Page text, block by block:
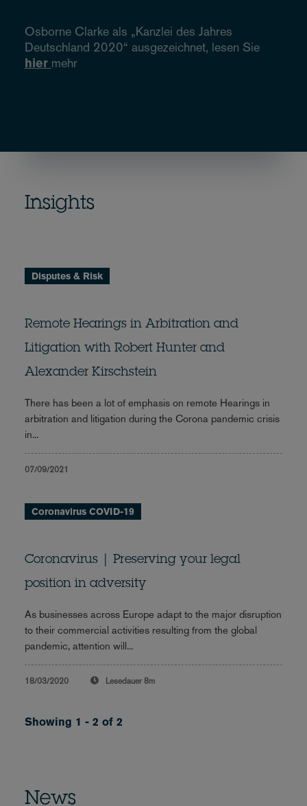
Osborne Clarke als „Kanzlei des Jahres
Deutschland 2020“ ausgezeichnet, lesen Sie
hier mehr
Insights
Disputes & Risk
Remote Hearings in Arbitration and
Litigation with Robert Hunter and
Alexander Kirschstein
There has been a lot of emphasis on remote Hearings in
arbitration and litigation during the Corona pandemic crisis
in...
07/09/2021
Coronavirus COVID-19
Coronavirus | Preserving your legal
position in adversity
As businesses across Europe adapt to the major disruption
to their commercial activities resulting from the global
pandemic, attention will...
18/03/2020 Lesedauer 8m
Showing 1 - 2 of 2
News